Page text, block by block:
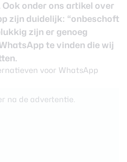
onder ons artikel over
zijn duidelijk: “onbeschoft
zijn er genoeg
te vinden die wij
na de advertentie.